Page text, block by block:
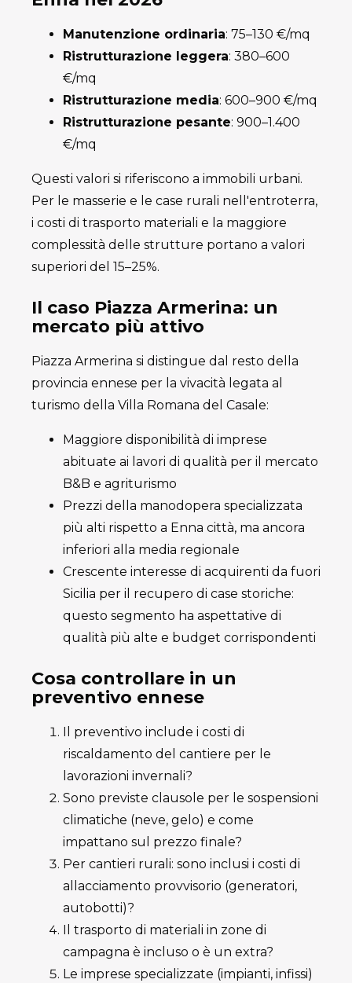
Manutenzione ordinaria: 75–130 €/mq
Ristrutturazione leggera: 380–600
€/mq
Ristrutturazione media: 600–900 €/mq
Ristrutturazione pesante: 900–1.400
€/mq
Questi valori si riferiscono a immobili urbani.
Per le masserie e le case rurali nell'entroterra,
i costi di trasporto materiali e la maggiore
complessità delle strutture portano a valori
superiori del 15–25%.
Il caso Piazza Armerina: un
mercato più attivo
Piazza Armerina si distingue dal resto della
provincia ennese per la vivacità legata al
turismo della Villa Romana del Casale:
Maggiore disponibilità di imprese
abituate ai lavori di qualità per il mercato
B&B e agriturismo
Prezzi della manodopera specializzata
più alti rispetto a Enna città, ma ancora
inferiori alla media regionale
Crescente interesse di acquirenti da fuori
Sicilia per il recupero di case storiche:
questo segmento ha aspettative di
qualità più alte e budget corrispondenti
Cosa controllare in un
preventivo ennese
Il preventivo include i costi di
riscaldamento del cantiere per le
lavorazioni invernali?
Sono previste clausole per le sospensioni
climatiche (neve, gelo) e come
impattano sul prezzo finale?
Per cantieri rurali: sono inclusi i costi di
allacciamento provvisorio (generatori,
autobotti)?
Il trasporto di materiali in zone di
campagna è incluso o è un extra?
Le imprese specializzate (impianti, infissi)